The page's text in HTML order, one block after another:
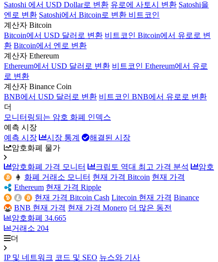
Satoshi 에서 USD Dollar로 변환 유로에 사토시 변환 Satoshi을
엔로 변환 Satoshi에서 Bitcoin로 변환 비트코인
계산자 Bitcoin
Bitcoin에서 USD 달러로 변환 비트코인 Bitcoin에서 유로로 변
환 Bitcoin에서 엔로 변환
계산자 Ethereum
Ethereum에서 USD 달러로 변환 비트코인 Ethereum에서 유로
로 변환
계산자 Binance Coin
BNB에서 USD 달러로 변환 비트코인 BNB에서 유로로 변환
더
모니터링되는 암호 화폐 인덱스
예측 시장
예측 시장
시장 통계
해결된 시장
암호화폐 물가
암호화폐 가격 모니터 크립토 역대 최고 가격 분석
암호
화폐 거래소 모니터 현재 가격 Bitcoin 현재 가격
Ethereum 현재 가격 Ripple
현재 가격 Bitcoin Cash Litecoin 현재 가격 Binance
BNB 현재 가격 현재 가격 Monero 더 많은 동전
암호화폐 34.665
거래소 204
더
IP 및 네트워크 코드 및 SEO 뉴스와 기사